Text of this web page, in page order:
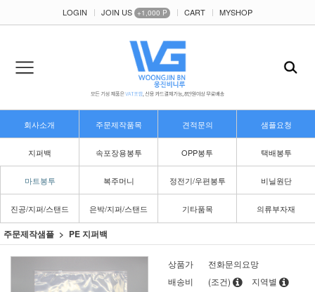
LOGIN JOIN US +1,000 P CART MYSHOP
회사소개 주문제작품목 견적문의 샘플요청
지퍼백 속포장용봉투 OPP봉투 택배봉투
마트봉투 복주머니 정전기/우편봉투 비닐원단
진공/지퍼/스탠드 은박/지퍼/스탠드 기타품목 의류부자재
주문제작샘플 PE 지퍼백
상품가
전화문의요망
배송비
(조건) 지역별